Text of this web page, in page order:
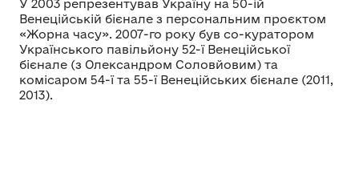
У 2003 репрезентував Україну на 50-ій
Венеційській бієнале з персональним проєктом
«Жорна часу». 2007-го року був со-куратором
Українського павільйону 52-ї Венеційської
бієнале (з Олександром Соловйовим) та
комісаром 54-ї та 55-ї Венеційських бієнале (2011,
2013).